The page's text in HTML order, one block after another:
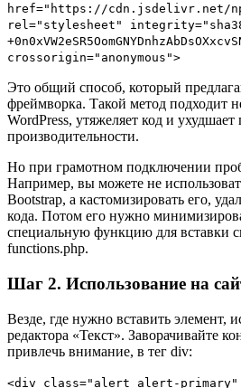
href="https://cdn.jsdelivr.net/
rel="stylesheet"
crossorigin="anonymous">
Это общий способ, который
фреймворка. Такой метод подходит
WordPress, утяжеляет код и ухудшает
производительности.
Но при грамотном подключении
Например, вы можете не
Bootstrap, а кастомизировать его,
кода. Потом его нужно
специальную функцию для вставки
functions.php.
Шаг 2. Использование на
Везде, где нужно вставить элемент,
редактора «Текст». Заворачивайте
привлечь внимание, в тег div:
<div class="alert alert-